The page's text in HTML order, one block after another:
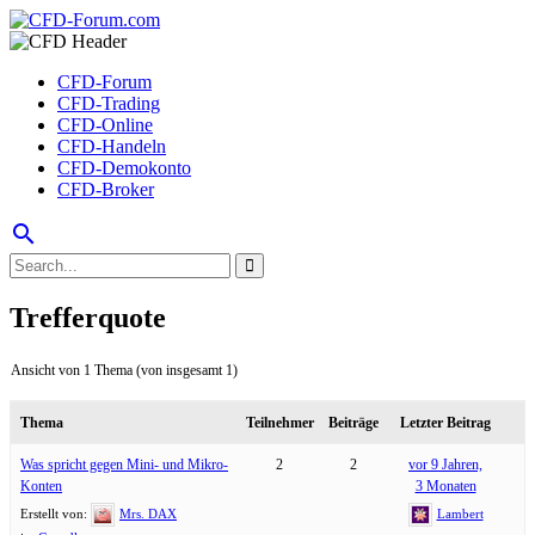
CFD-Forum
CFD-Trading
CFD-Online
CFD-Handeln
CFD-Demokonto
CFD-Broker
search
Trefferquote
Ansicht von 1 Thema (von insgesamt 1)
Thema Teilnehmer Beiträge Letzter Beitrag
Was spricht gegen Mini- und Mikro-
Konten
Erstellt von:
Mrs. DAX
2 2
vor 9 Jahren,
3 Monaten
Lambert